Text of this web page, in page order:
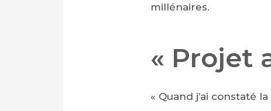
millénaires.
« Projet
« Quand j’ai constaté